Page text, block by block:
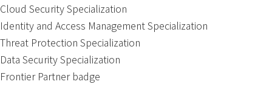
Cloud Security Specialization
Identity and Access Management Specialization
Threat Protection Specialization
Data Security Specialization
Frontier Partner badge